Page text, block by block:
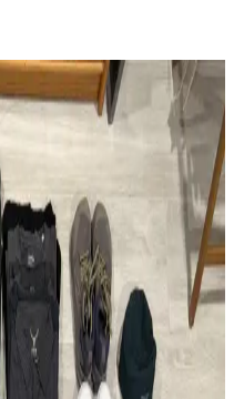
Sırt Çantası: Hafiflik
İnceleme
hafiflik ve
ve seyahat için optimize
ve dayanıklılığı
ve Onebag Seyahat
özellikleri ve onebag
ideal çanta seçimi ve
bilgiler sunulmaktadır.